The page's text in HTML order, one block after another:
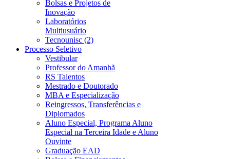
Bolsas e Projetos de
Inovação
Laboratórios
Multiusuário
Tecnounisc (2)
Processo Seletivo
Vestibular
Professor do Amanhã
RS Talentos
Mestrado e Doutorado
MBA e Especialização
Reingressos, Transferências e
Diplomados
Aluno Especial, Programa Aluno
Especial na Terceira Idade e Aluno
Ouvinte
Graduação EAD